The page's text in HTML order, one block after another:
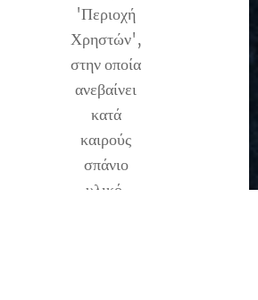
'Περιοχή
Χρηστών',
στην οποία
ανεβαίνει
κατά
καιρούς
σπάνιο
υλικό.